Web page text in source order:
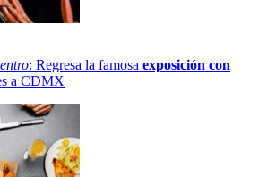
: Regresa la famosa exposición con
a CDMX